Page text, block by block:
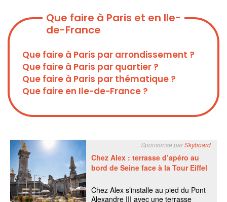
Que faire à Paris et en Ile-
de-France
Que faire à Paris par arrondissement ?
Que faire à Paris par quartier ?
Que faire à Paris par thématique ?
Que faire en Ile-de-France ?